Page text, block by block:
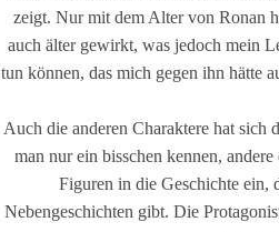
zeigt. Nur mit dem Alter von Ronan
auch älter gewirkt, was jedoch mein
tun können, das mich gegen ihn hätte
Auch die anderen Charaktere hat sich
man nur ein bisschen kennen,
Figuren in die Geschichte ein,
Nebengeschichten gibt. Die